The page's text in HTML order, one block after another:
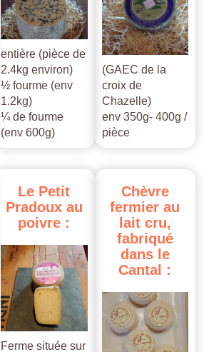
entière (pièce de
2.4kg environ)
½ fourme (env
1.2kg)
¼ de fourme
(env 600g)
(GAEC de la
croix de
Chazelle)
env 350g- 400g /
pièce
Le Petit
Pradoux au
poivre :
Ferme située sur
Chèvre
fermier au
lait cru,
fabriqué
dans le
Cantal :